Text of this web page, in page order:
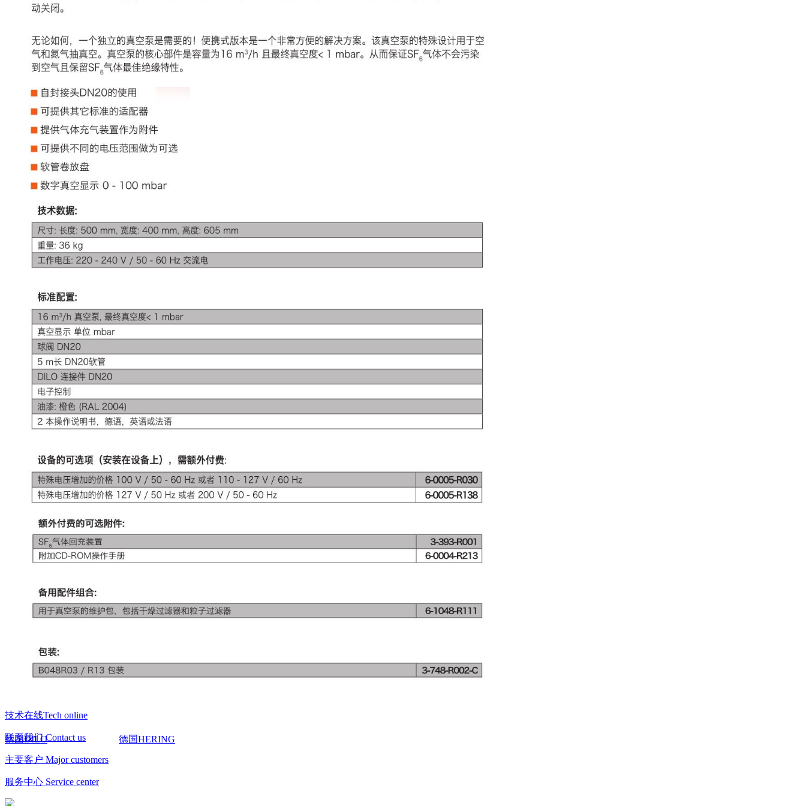
德国DILO 德国HERING
技术在线Tech online
联系我们 Contact us
主要客户 Major customers
服务中心 Service center